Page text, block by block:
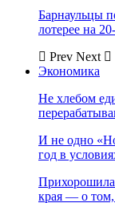
Барнаульцы
лотерее на
Prev Next
Экономика
Не хлебом
И не одно
год в
края — о